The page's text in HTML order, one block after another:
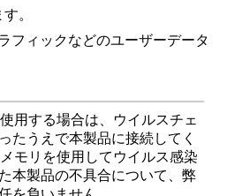
。
フィックなどのユーザーデータ
用する場合は、ウイルスチェ
たうえで本製品に接続してく
モリを使用してウイルス感染
本製品の不具合について、弊